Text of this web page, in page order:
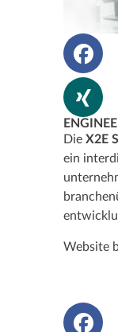
Die X2E
ein
Website